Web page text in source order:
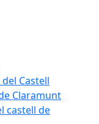
Castell
Claramunt
castell de